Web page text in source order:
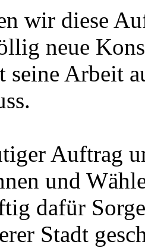
wir diese
neue
seine Arbeit
Auftrag
und
dafür
Stadt